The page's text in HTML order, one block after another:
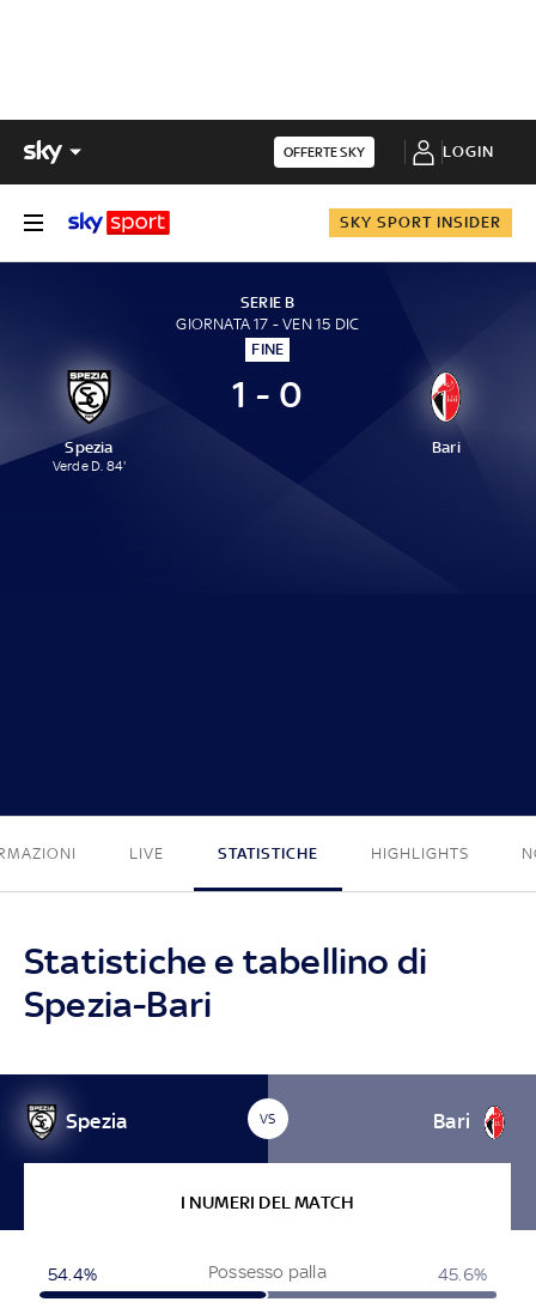
OFFERTE SKY LOGIN
SKY SPORT INSIDER
SERIE B
GIORNATA 17 - VEN 15 DIC
FINE
Spezia
Verde D. 84'
1 - 0
Bari
LIVE STATISTICHE HIGHLIGHTS
Statistiche e tabellino di
Spezia-Bari
Spezia VS Bari
I NUMERI DEL MATCH
Possesso palla
54.4% 45.6%